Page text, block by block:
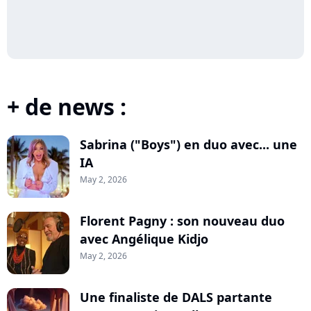
+ de news :
Sabrina ("Boys") en duo avec... une
IA
May 2, 2026
Florent Pagny : son nouveau duo
avec Angélique Kidjo
May 2, 2026
Une finaliste de DALS partante